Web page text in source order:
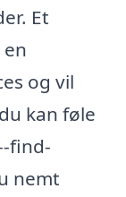
Et
og vil
kan føle
find-
nemt